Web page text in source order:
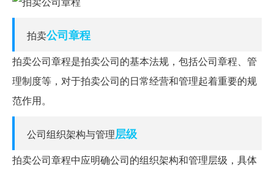
拍卖公司章程
拍卖公司章程是拍卖公司的基本法规，包括公司章程、管
理制度等，对于拍卖公司的日常经营和管理起着重要的规
范作用。
公司组织架构与管理层级
拍卖公司章程中应明确公司的组织架构和管理层级，具体